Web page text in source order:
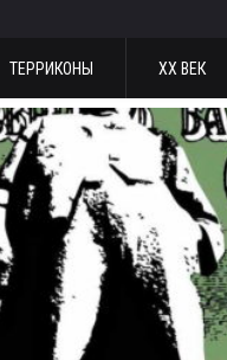
ТЕРРИКОНЫ ХХ ВЕК